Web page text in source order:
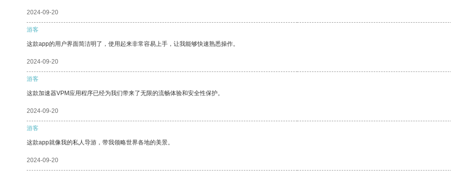
2024-09-20
游客
这款app的用户界面简洁明了，使用起来非常容易上手，让我能够快速熟悉操作。
2024-09-20
游客
这款加速器VPM应用程序已经为我们带来了无限的流畅体验和安全性保护。
2024-09-20
游客
这款app就像我的私人导游，带我领略世界各地的美景。
2024-09-20